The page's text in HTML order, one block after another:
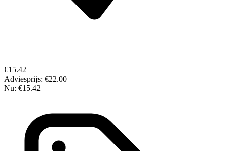
€15.42
Adviesprijs: €22.00
Nu: €15.42